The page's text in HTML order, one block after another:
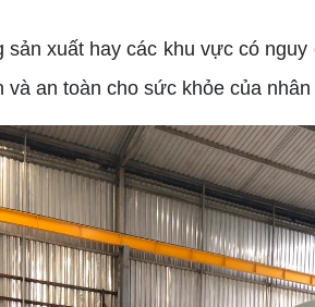
xuất hay các khu vực có
an toàn cho sức khỏe của nhân